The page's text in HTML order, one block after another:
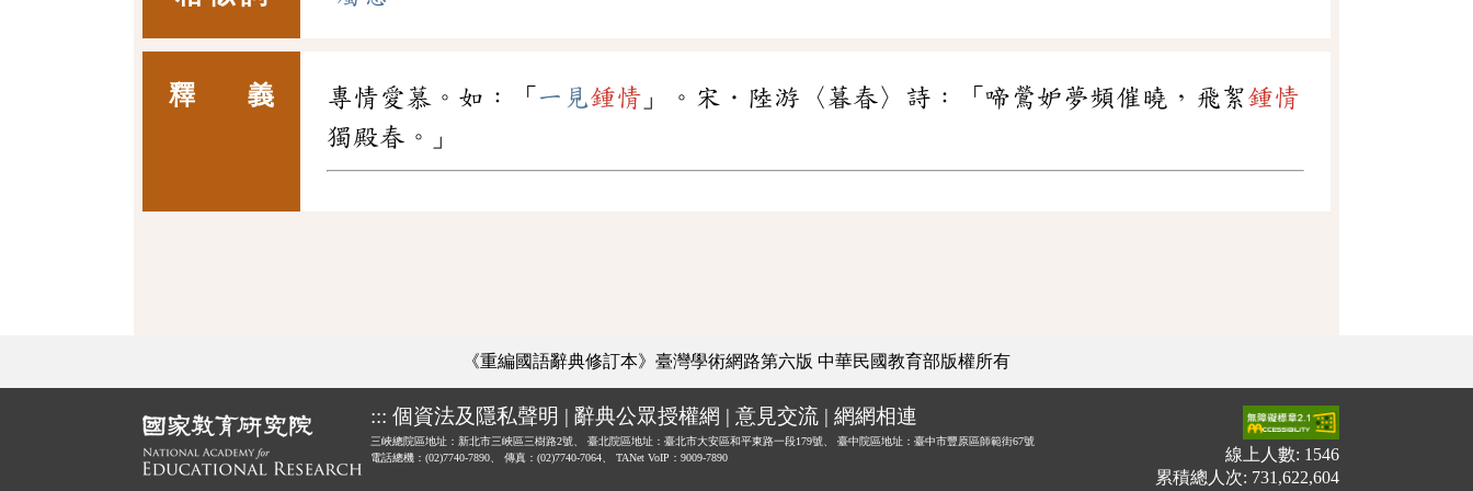
釋 義 專情愛慕。如：「 一見鍾情 」。宋．陸游〈暮春〉詩：「啼鶯妒夢頻催曉，飛絮鍾情
獨殿春。」
《重編國語辭典修訂本》臺灣學術網路第六版 中華民國教育部版權所有
::: 個資法及隱私聲明 | 辭典公眾授權網 | 意見交流 | 網網相連
三峽總院區地址：新北市三峽區三樹路2號、 臺北院區地址：臺北市大安區和平東路一段179號、
臺中院區地址：臺中市豐原區師範街67號
電話總機：(02)7740-7890、
傳真：(02)7740-7064、 TANet VoIP：9009-7890
線上人數: 1546
累積總人次: 731,622,604